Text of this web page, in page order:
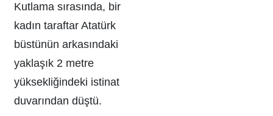
Kutlama sırasında, bir
kadın taraftar Atatürk
büstünün arkasındaki
yaklaşık 2 metre
yüksekliğindeki istinat
duvarından düştü.